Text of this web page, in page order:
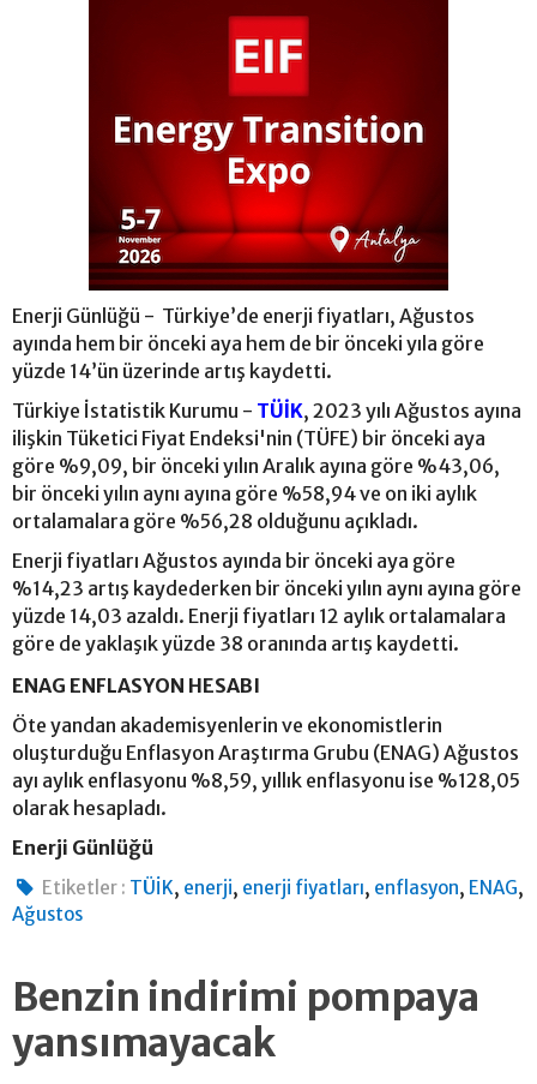
Enerji Günlüğü - Türkiye’de enerji fiyatları, Ağustos
ayında hem bir önceki aya hem de bir önceki yıla göre
yüzde 14’ün üzerinde artış kaydetti.
Türkiye İstatistik Kurumu - TÜİK, 2023 yılı Ağustos ayına
ilişkin Tüketici Fiyat Endeksi'nin (TÜFE) bir önceki aya
göre %9,09, bir önceki yılın Aralık ayına göre %43,06,
bir önceki yılın aynı ayına göre %58,94 ve on iki aylık
ortalamalara göre %56,28 olduğunu açıkladı.
Enerji fiyatları Ağustos ayında bir önceki aya göre
%14,23 artış kaydederken bir önceki yılın aynı ayına göre
yüzde 14,03 azaldı. Enerji fiyatları 12 aylık ortalamalara
göre de yaklaşık yüzde 38 oranında artış kaydetti.
ENAG ENFLASYON HESABI
Öte yandan akademisyenlerin ve ekonomistlerin
oluşturduğu Enflasyon Araştırma Grubu (ENAG) Ağustos
ayı aylık enflasyonu %8,59, yıllık enflasyonu ise %128,05
olarak hesapladı.
Enerji Günlüğü
Etiketler : TÜİK, enerji, enerji fiyatları, enflasyon, ENAG,
Ağustos
Benzin indirimi pompaya
yansımayacak